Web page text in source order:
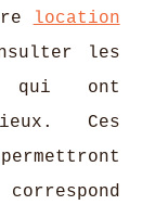
location
les
qui ont
Ces